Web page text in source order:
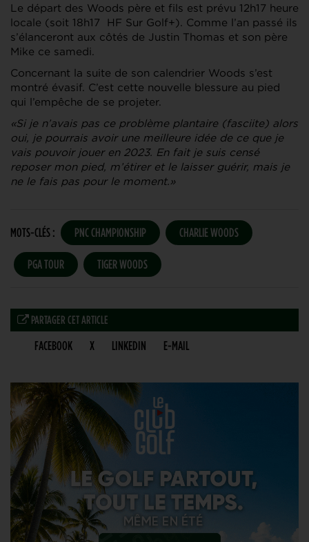
Le départ des Woods père et fils est prévu 12h17 heure
locale (soit 18h17 HF Sur Golf+). Comme l’an passé ils
s’élanceront aux côtés de Justin Thomas et son père
Mike ce samedi.
Concernant la suite de son calendrier Woods s’est
montré évasif. C’est cette nouvelle blessure au pied
qui l’empêche de se projeter.
«Si je n’avais pas ce problème plantaire (fasciite) alors
oui, je pourrais avoir une meilleure idée de ce que je
vais pouvoir jouer en 2023. En fait je suis censé
reposer mon pied, m’étirer et le laisser guérir, mais je
ne le fais pas pour le moment.»
MOTS-CLÉS : PNC CHAMPIONSHIP CHARLIE WOODS
PGA TOUR TIGER WOODS
PARTAGER CET ARTICLE
FACEBOOK X LINKEDIN E-MAIL